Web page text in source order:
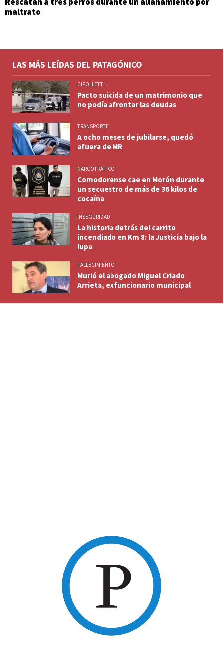
maltrato
LAS MÁS LEÍDAS DEL PATAGÓNICO
CIPOLLETTI
Pacto suicida de un matrimonio que
no podía afrontar las deudas
TRANSPORTE
A ocho meses de jubilarse, quedó
afuera de MR
NARCOTRAFICO
Comodorense cae en Morón durante
un secuestro de más de 36 kilos de
cocaína
INSEGURIDAD
La historia detrás del carrito
incendiado en Km 8: la Justicia bajo la
lupa
FALLECIMIENTO
Murió el abogado Miguel Criado
Arrieta, exfuncionario municipal